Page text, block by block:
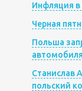
Инфляция
Черная
Польша
Станислав
польский